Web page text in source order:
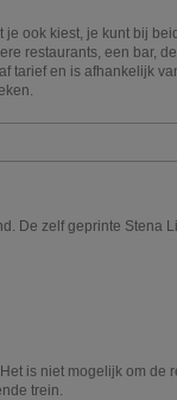
je ook kiest, je kunt bij
restaurants, een bar,
tarief en is afhankelijk
De zelf geprinte Stena
is niet mogelijk om de
trein.